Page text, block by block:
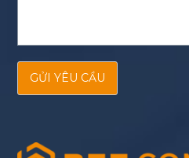
GỬI YÊU CẦU